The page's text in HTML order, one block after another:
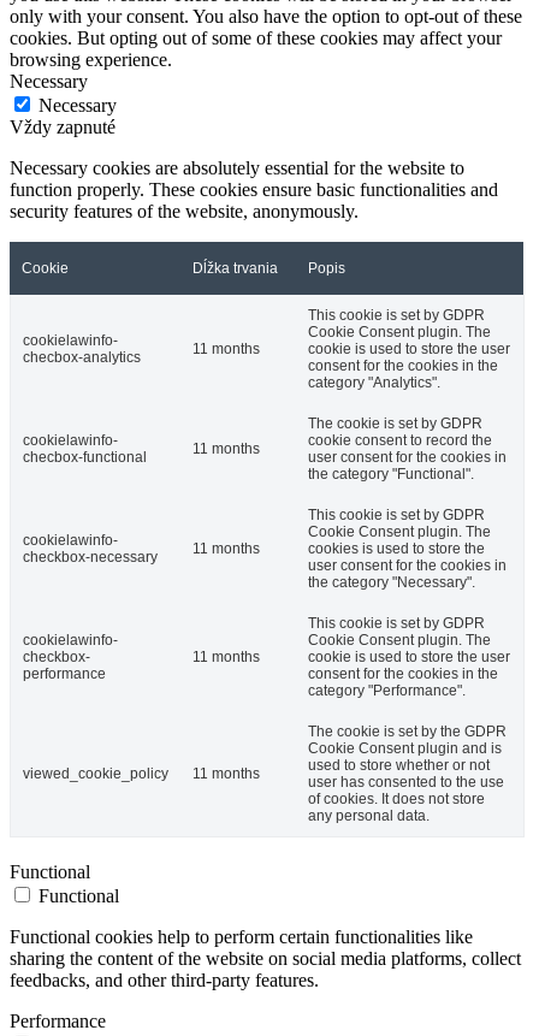
only with your consent. You also have the option to opt-out of these
cookies. But opting out of some of these cookies may affect your
browsing experience.
Necessary
Necessary
Vždy zapnuté
Necessary cookies are absolutely essential for the website to
function properly. These cookies ensure basic functionalities and
security features of the website, anonymously.
Cookie Dĺžka trvania Popis
cookielawinfo-
checbox-analytics
11 months
This cookie is set by GDPR
Cookie Consent plugin. The
cookie is used to store the user
consent for the cookies in the
category "Analytics".
cookielawinfo-
checbox-functional
11 months
The cookie is set by GDPR
cookie consent to record the
user consent for the cookies in
the category "Functional".
cookielawinfo-
checkbox-necessary
11 months
This cookie is set by GDPR
Cookie Consent plugin. The
cookies is used to store the
user consent for the cookies in
the category "Necessary".
cookielawinfo-
checkbox-
performance
11 months
This cookie is set by GDPR
Cookie Consent plugin. The
cookie is used to store the user
consent for the cookies in the
category "Performance".
viewed_cookie_policy 11 months
The cookie is set by the GDPR
Cookie Consent plugin and is
used to store whether or not
user has consented to the use
of cookies. It does not store
any personal data.
Functional
Functional
Functional cookies help to perform certain functionalities like
sharing the content of the website on social media platforms, collect
feedbacks, and other third-party features.
Performance